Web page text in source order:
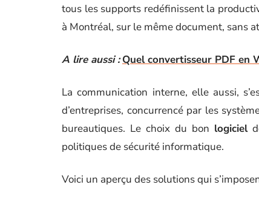
tous les supports redéfinissent la
à Montréal, sur le même document, sans
A lire aussi : Quel convertisseur PDF en
La communication interne, elle aussi,
d’entreprises, concurrencé par les
bureautiques. Le choix du bon logiciel
politiques de sécurité informatique.
Voici un aperçu des solutions qui